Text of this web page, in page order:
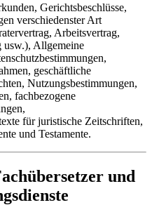
Gerichtsbeschlüsse,
verschiedenster Art
Arbeitsvertrag,
Allgemeine
geschäftliche
Nutzungsbestimmungen,
fachbezogene
für juristische Zeitschriften,
und Testamente.
und